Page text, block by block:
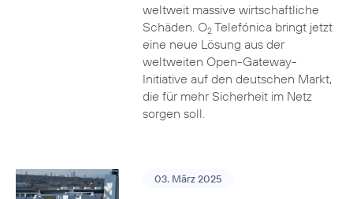
weltweit massive wirtschaftliche
Schäden. O2Telefónica bringt jetzt
eine neue Lösung aus der
weltweiten Open-Gateway-
Initiative auf den deutschen Markt,
die für mehr Sicherheit im Netz
sorgen soll.
03. März 2025